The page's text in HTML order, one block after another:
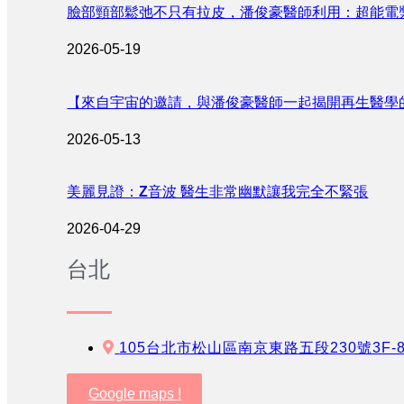
臉部頸部鬆弛不只有拉皮，潘俊豪醫師利用：超能
2026-05-19
【來自宇宙的邀請，與潘俊豪醫師一起揭開再生醫學
2026-05-13
美麗見證：Z音波 醫生非常幽默讓我完全不緊張
2026-04-29
台北
105台北市松山區南京東路五段230號
Google maps !